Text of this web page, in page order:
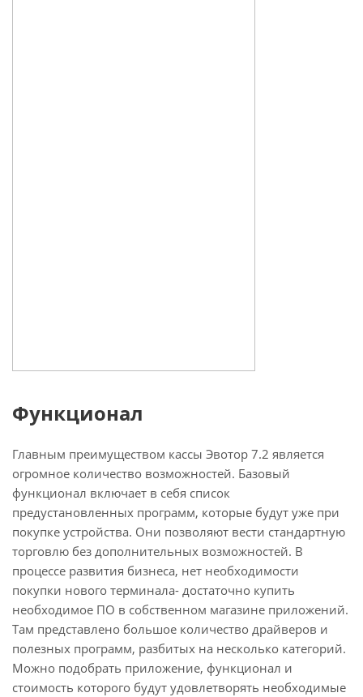
Функционал
Главным преимуществом кассы Эвотор 7.2 является
огромное количество возможностей. Базовый
функционал включает в себя список
предустановленных программ, которые будут уже при
покупке устройства. Они позволяют вести стандартную
торговлю без дополнительных возможностей. В
процессе развития бизнеса, нет необходимости
покупки нового терминала- достаточно купить
необходимое ПО в собственном магазине приложений.
Там представлено большое количество драйверов и
полезных программ, разбитых на несколько категорий.
Можно подобрать приложение, функционал и
стоимость которого будут удовлетворять необходимые